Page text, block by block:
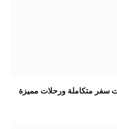
سفر متكاملة ورحلات مميزة